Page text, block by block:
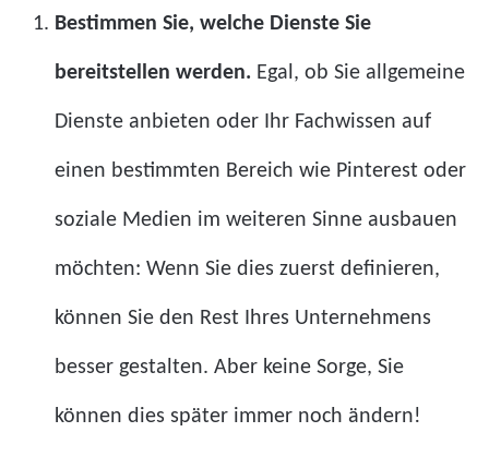
Bestimmen Sie, welche Dienste Sie
bereitstellen werden. Egal, ob Sie allgemeine
Dienste anbieten oder Ihr Fachwissen auf
einen bestimmten Bereich wie Pinterest oder
soziale Medien im weiteren Sinne ausbauen
möchten: Wenn Sie dies zuerst definieren,
können Sie den Rest Ihres Unternehmens
besser gestalten. Aber keine Sorge, Sie
können dies später immer noch ändern!